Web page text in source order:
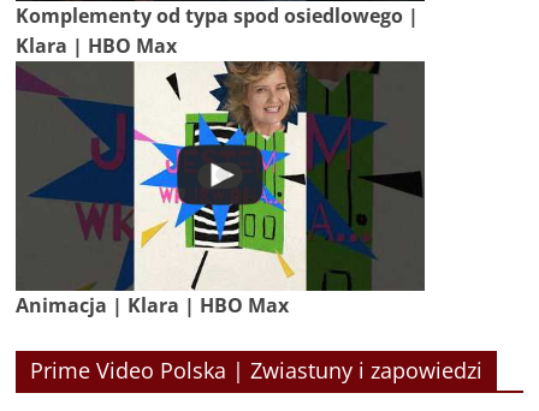
Komplementy od typa spod osiedlowego |
Klara | HBO Max
Animacja | Klara | HBO Max
Prime Video Polska | Zwiastuny i zapowiedzi